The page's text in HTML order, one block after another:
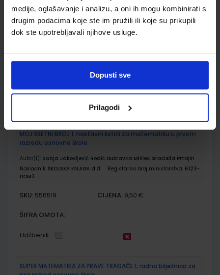
medije, oglašavanje i analizu, a oni ih mogu kombinirati s
drugim podacima koje ste im pružili ili koje su prikupili
dok ste upotrebljavali njihove usluge.
Dopusti sve
Prilagodi
MOJ SRETNI BROJ 1; zbirka zadatka za matematiku u prvom
razredu osnovne škole
Autor(i):
Dubravka Miklec Sanja Jakovljević Rogić Graciella Prtajin
Nakladnik:ŠKOLSKA KNJIGA d.d. Registarski broj ministarstva:
SKU:556059 CIJENA:12,00 €
Omot
MOJ SRETNI BROJ 1; nastavni listići za matematiku u prvom
razredu osnovne škole
Autor(i): Sanja Jakovljević Rodić Dubravka Miklec Graciella Prtajin
Nakladnik: ŠKOLSKA KNJIGA d.d. Registarski broj ministarstva: 6123-
DOM3
SKU: 556519 CIJENA: 9,50 €
ŠIFRA OMOTA:
Udžbenik
SUPER MATEMATIKA ZA PRAVE TRAGAČE 1; radna bilježnica za